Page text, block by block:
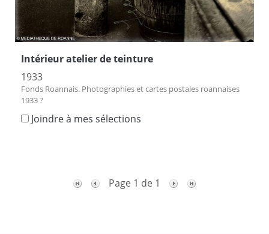
Intérieur atelier de teinture
1933
Fonds Roannais. Photographies et cartes postales roannaises
1933 ?
Joindre à mes sélections
Page 1 de 1